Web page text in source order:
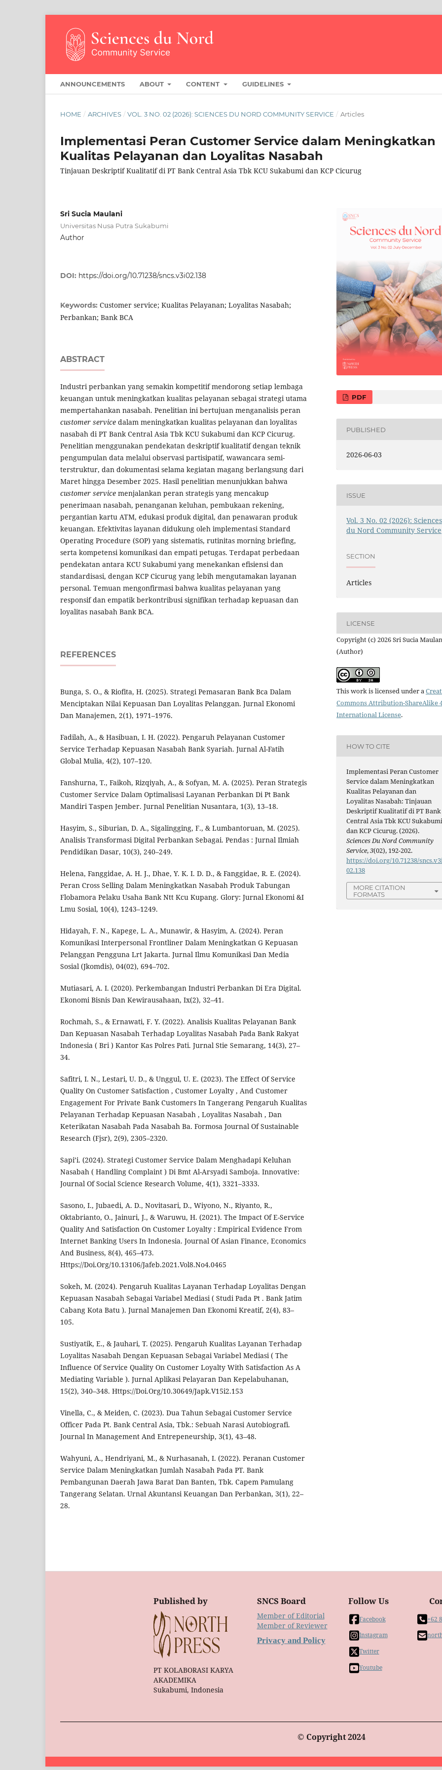
ANNOUNCEMENTS ABOUT CONTENT GUIDELINES
HOME / ARCHIVES / VOL. 3 NO. 02 (2026): SCIENCES DU NORD COMMUNITY SERVICE / Articles
Implementasi Peran Customer Service dalam Meningkatkan
Kualitas Pelayanan dan Loyalitas Nasabah
Tinjauan Deskriptif Kualitatif di PT Bank Central Asia Tbk KCU Sukabumi dan KCP Cicurug
Sri Sucia Maulani
Universitas Nusa Putra Sukabumi
Author
DOI: https://doi.org/10.71238/sncs.v3i02.138
Keywords: Customer service; Kualitas Pelayanan; Loyalitas Nasabah;
Perbankan; Bank BCA
ABSTRACT
Industri perbankan yang semakin kompetitif mendorong setiap lembaga
keuangan untuk meningkatkan kualitas pelayanan sebagai strategi utama
mempertahankan nasabah. Penelitian ini bertujuan menganalisis peran
customer service dalam meningkatkan kualitas pelayanan dan loyalitas
nasabah di PT Bank Central Asia Tbk KCU Sukabumi dan KCP Cicurug.
Penelitian menggunakan pendekatan deskriptif kualitatif dengan teknik
pengumpulan data melalui observasi partisipatif, wawancara semi-
terstruktur, dan dokumentasi selama kegiatan magang berlangsung dari
Maret hingga Desember 2025. Hasil penelitian menunjukkan bahwa
customer service menjalankan peran strategis yang mencakup
penerimaan nasabah, penanganan keluhan, pembukaan rekening,
pergantian kartu ATM, edukasi produk digital, dan penawaran produk
keuangan. Efektivitas layanan didukung oleh implementasi Standard
Operating Procedure (SOP) yang sistematis, rutinitas morning briefing,
serta kompetensi komunikasi dan empati petugas. Terdapat perbedaan
pendekatan antara KCU Sukabumi yang menekankan efisiensi dan
standardisasi, dengan KCP Cicurug yang lebih mengutamakan layanan
personal. Temuan mengonfirmasi bahwa kualitas pelayanan yang
responsif dan empatik berkontribusi signifikan terhadap kepuasan dan
loyalitas nasabah Bank BCA.
REFERENCES
Bunga, S. O., & Riofita, H. (2025). Strategi Pemasaran Bank Bca Dalam
Menciptakan Nilai Kepuasan Dan Loyalitas Pelanggan. Jurnal Ekonomi
Dan Manajemen, 2(1), 1971–1976.
Fadilah, A., & Hasibuan, I. H. (2022). Pengaruh Pelayanan Customer
Service Terhadap Kepuasan Nasabah Bank Syariah. Jurnal Al-Fatih
Global Mulia, 4(2), 107–120.
Fanshurna, T., Faikoh, Rizqiyah, A., & Sofyan, M. A. (2025). Peran Strategis
Customer Service Dalam Optimalisasi Layanan Perbankan Di Pt Bank
Mandiri Taspen Jember. Jurnal Penelitian Nusantara, 1(3), 13–18.
Hasyim, S., Siburian, D. A., Sigalingging, F., & Lumbantoruan, M. (2025).
Analisis Transformasi Digital Perbankan Sebagai. Pendas : Jurnal Ilmiah
Pendidikan Dasar, 10(3), 240–249.
Helena, Fanggidae, A. H. J., Dhae, Y. K. I. D. D., & Fanggidae, R. E. (2024).
Peran Cross Selling Dalam Meningkatkan Nasabah Produk Tabungan
Flobamora Pelaku Usaha Bank Ntt Kcu Kupang. Glory: Jurnal Ekonomi &I
Lmu Sosial, 10(4), 1243–1249.
Hidayah, F. N., Kapege, L. A., Munawir, & Hasyim, A. (2024). Peran
Komunikasi Interpersonal Frontliner Dalam Meningkatkan G Kepuasan
Pelanggan Pengguna Lrt Jakarta. Jurnal Ilmu Komunikasi Dan Media
Sosial (Jkomdis), 04(02), 694–702.
Mutiasari, A. I. (2020). Perkembangan Industri Perbankan Di Era Digital.
Ekonomi Bisnis Dan Kewirausahaan, Ix(2), 32–41.
Rochmah, S., & Ernawati, F. Y. (2022). Analisis Kualitas Pelayanan Bank
Dan Kepuasan Nasabah Terhadap Loyalitas Nasabah Pada Bank Rakyat
Indonesia ( Bri ) Kantor Kas Polres Pati. Jurnal Stie Semarang, 14(3), 27–
34.
Safitri, I. N., Lestari, U. D., & Unggul, U. E. (2023). The Effect Of Service
Quality On Customer Satisfaction , Customer Loyalty , And Customer
Engagement For Private Bank Customers In Tangerang Pengaruh Kualitas
Pelayanan Terhadap Kepuasan Nasabah , Loyalitas Nasabah , Dan
Keterikatan Nasabah Pada Nasabah Ba. Formosa Journal Of Sustainable
Research (Fjsr), 2(9), 2305–2320.
Sapi’i. (2024). Strategi Customer Service Dalam Menghadapi Keluhan
Nasabah ( Handling Complaint ) Di Bmt Al-Arsyadi Samboja. Innovative:
Journal Of Social Science Research Volume, 4(1), 3321–3333.
Sasono, I., Jubaedi, A. D., Novitasari, D., Wiyono, N., Riyanto, R.,
Oktabrianto, O., Jainuri, J., & Waruwu, H. (2021). The Impact Of E-Service
Quality And Satisfaction On Customer Loyalty : Empirical Evidence From
Internet Banking Users In Indonesia. Journal Of Asian Finance, Economics
And Business, 8(4), 465–473.
Https://Doi.Org/10.13106/Jafeb.2021.Vol8.No4.0465
Sokeh, M. (2024). Pengaruh Kualitas Layanan Terhadap Loyalitas Dengan
Kepuasan Nasabah Sebagai Variabel Mediasi ( Studi Pada Pt . Bank Jatim
Cabang Kota Batu ). Jurnal Manajemen Dan Ekonomi Kreatif, 2(4), 83–
105.
Sustiyatik, E., & Jauhari, T. (2025). Pengaruh Kualitas Layanan Terhadap
Loyalitas Nasabah Dengan Kepuasan Sebagai Variabel Mediasi ( The
Influence Of Service Quality On Customer Loyalty With Satisfaction As A
Mediating Variable ). Jurnal Aplikasi Pelayaran Dan Kepelabuhanan,
15(2), 340–348. Https://Doi.Org/10.30649/Japk.V15i2.153
Vinella, C., & Meiden, C. (2023). Dua Tahun Sebagai Customer Service
Officer Pada Pt. Bank Central Asia, Tbk.: Sebuah Narasi Autobiografi.
Journal In Management And Entrepeneurship, 3(1), 43–48.
Wahyuni, A., Hendriyani, M., & Nurhasanah, I. (2022). Peranan Customer
Service Dalam Meningkatkan Jumlah Nasabah Pada PT. Bank
Pembangunan Daerah Jawa Barat Dan Banten, Tbk. Capem Pamulang
Tangerang Selatan. Urnal Akuntansi Keuangan Dan Perbankan, 3(1), 22–
28.
PDF
PUBLISHED
2026-06-03
ISSUE
Vol. 3 No. 02 (2026): Sciences
du Nord Community Service
SECTION
Articles
LICENSE
Copyright (c) 2026 Sri Sucia
(Author)
This work is licensed under a
Commons Attribution-ShareAlike
International License.
HOW TO CITE
Implementasi Peran Customer
Service dalam Meningkatkan
Kualitas Pelayanan dan
Loyalitas Nasabah: Tinjauan
Deskriptif Kualitatif di PT Bank
Central Asia Tbk KCU Sukabumi
dan KCP Cicurug. (2026).
Sciences Du Nord Community
Service,3(02), 192-202.
https://doi.org/10.71238/
02.138
MORE CITATION
FORMATS
Published by
PT KOLABORASI KARYA
AKADEMIKA
Sukabumi, Indonesia
SNCS Board
Member of Editorial
Member of Reviewer
Privacy and Policy
Follow Us
Facebook
Instagram
Twitter
Youtube
+62
© Copyright 2024